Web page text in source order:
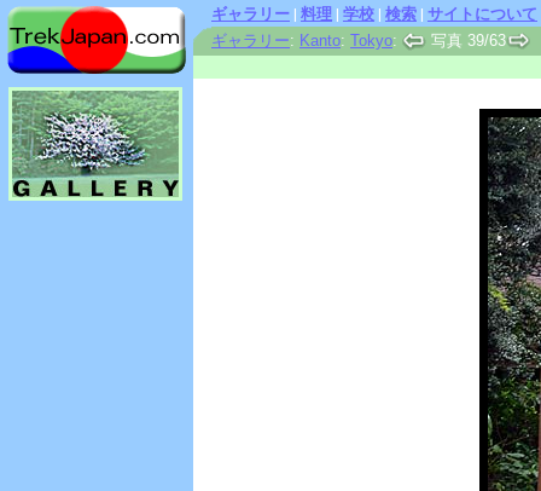
ギャラリー | 料理 | 学校 | 検索 | サイトについて
ギャラリー: Kanto: Tokyo: 写真 39/63